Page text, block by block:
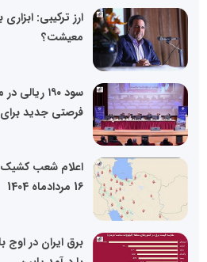
ارز ترکیبی:
معیشت؟
سود ۱۹۰
فرصتی جدید برای
اعلام شعب کشیک
16 مردادماه 1404
برق ایران در اوج